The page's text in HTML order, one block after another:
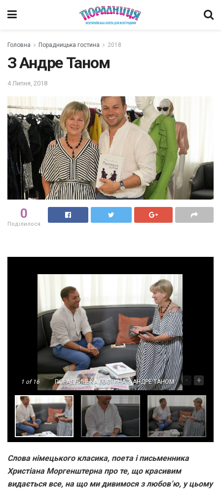
Головна Порадницька гостина 2018
З Андре Таном
4 Липня, 2018
0
Поділилося
1 of 16 ПОРАДНИЦЬКА ГОСТИНА З АНДРЕ ТАНОМ - +
Слова німецького класика, поета і письменника
Христіана Моргенштерна про те, що красивим
видається все, на що ми дивимося з любов’ю, у цьому